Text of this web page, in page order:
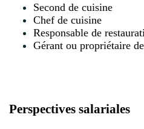
Second de cuisine
Chef de cuisine
Responsable de
Gérant ou propriétaire
Perspectives salariales